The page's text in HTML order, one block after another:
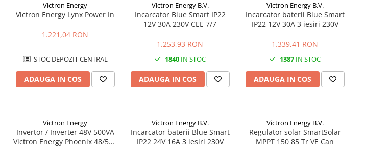
Victron Energy
Victron Energy Lynx Power In
1.221,04 RON
STOC DEPOZIT CENTRAL
ADAUGA IN COS
Victron Energy B.V.
Incarcator Blue Smart IP22
12V 30A 230V CEE 7/7
1.253,93 RON
1840 IN STOC
ADAUGA IN COS
Victron Energy B.V.
Incarcator baterii Blue Smart
IP22 12V 30A 3 iesiri 230V
1.339,41 RON
1387 IN STOC
ADAUGA IN COS
Victron Energy
Invertor / Inverter 48V 500VA
Victron Energy Phoenix 48/500
Victron Energy B.V.
Incarcator baterii Blue Smart
IP22 24V 16A 3 iesiri 230V
Victron Energy B.V.
Regulator solar SmartSolar
MPPT 150 85 Tr VE Can